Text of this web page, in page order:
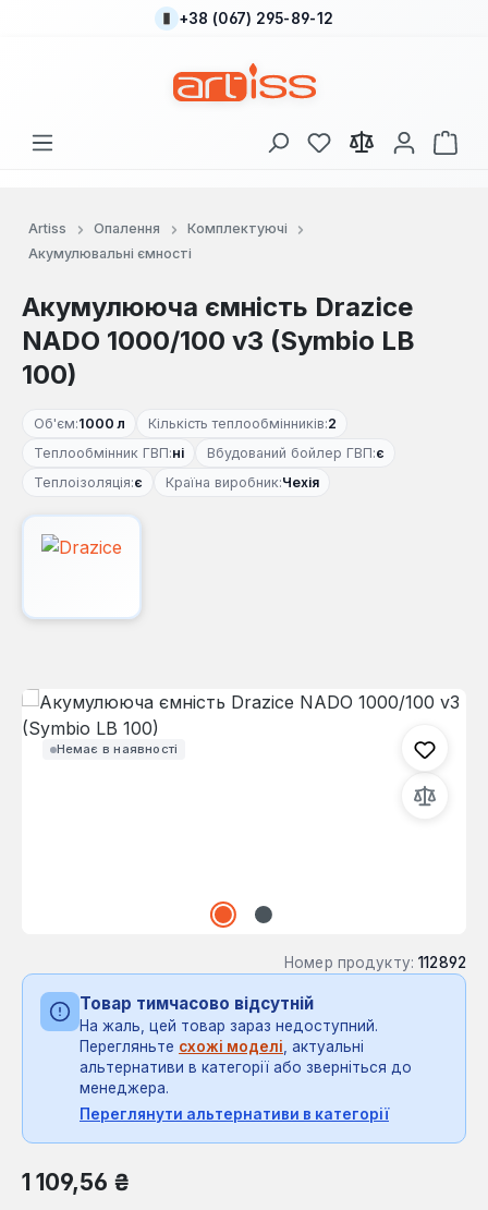
Перейти до основного вмісту
+38 (067) 295-89-12
У вас є 0 у списку
Artiss Опалення
Комплектуючі
Акумулювальні ємності
Акумулююча ємність Drazice
NADO 1000/100 v3 (Symbio LB
100)
Об'єм:1000 л Кількість теплообмінників:2
Теплообмінник ГВП:ні Вбудований бойлер ГВП:є
Теплоізоляція:є Країна виробник:Чехія
Немає в наявності
Пропустити галерею зображень
Номер продукту: 112892
Товар тимчасово відсутній
На жаль, цей товар зараз недоступний.
Перегляньте схожі моделі, актуальні
альтернативи в категорії або зверніться до
менеджера.
Переглянути альтернативи в категорії
Звичайна ціна:
1 109,56 ₴